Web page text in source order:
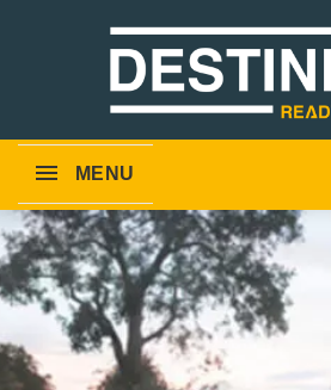
MENU